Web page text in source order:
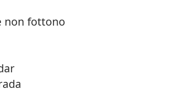
non fottono